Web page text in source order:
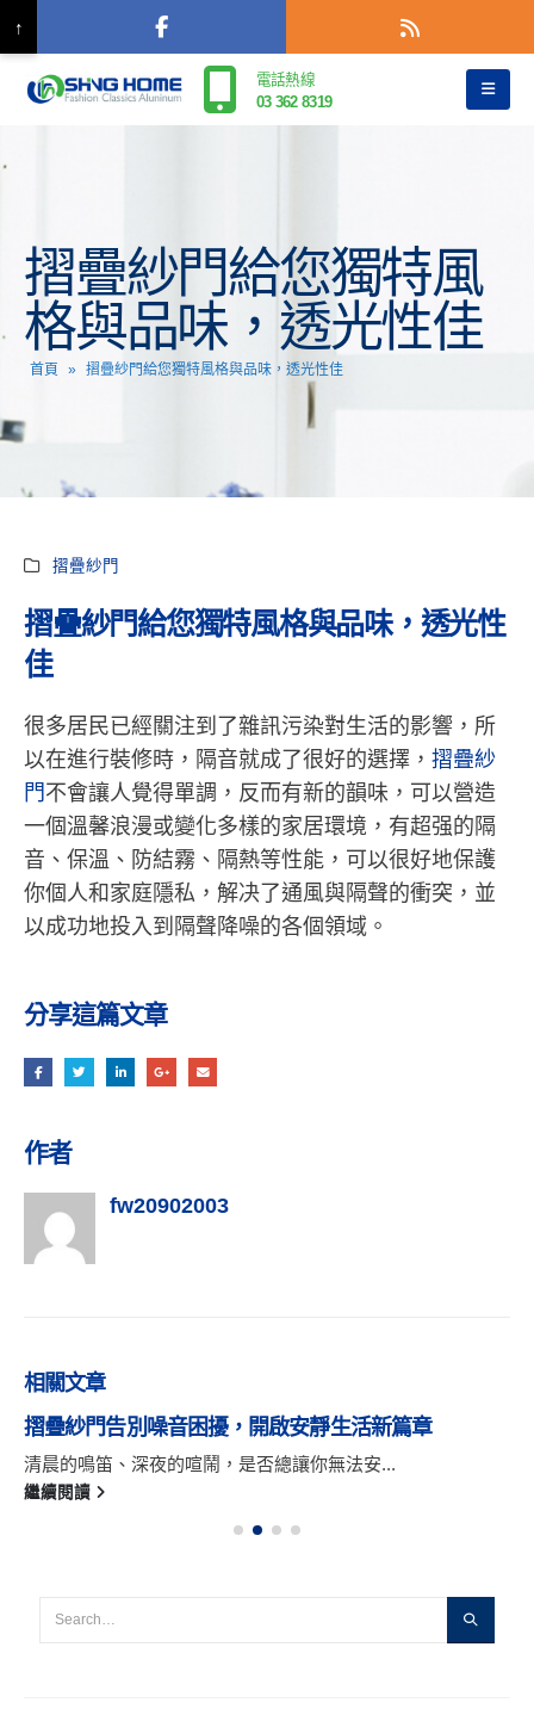
電話熱線
03 362 8319
摺疊紗門給您獨特風
格與品味，透光性佳
首頁 » 摺疊紗門給您獨特風格與品味，透光性佳
摺疊紗門
摺疊紗門給您獨特風格與品味，透光性
佳
很多居民已經關注到了雜訊污染對生活的影響，所
以在進行裝修時，隔音就成了很好的選擇， 摺疊紗
門 不會讓人覺得單調，反而有新的韻味，可以營造
一個溫馨浪漫或變化多樣的家居環境，有超强的隔
音、保溫、防結霧、隔熱等性能，可以很好地保護
你個人和家庭隱私，解决了通風與隔聲的衝突，並
以成功地投入到隔聲降噪的各個領域。
分享這篇文章
作者
fw20902003
相關文章
摺疊紗門告別噪音困擾，開啟安靜生活新篇章
清晨的鳴笛、深夜的喧鬧，是否總讓你無法安...
繼續閱讀
↑